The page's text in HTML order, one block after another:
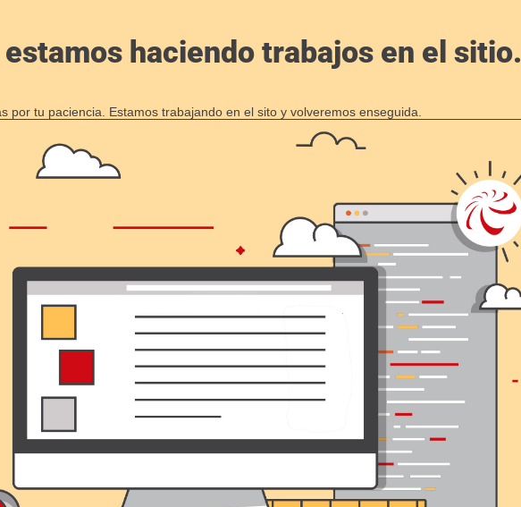
haciendo trabajos en el sitio.
por tu paciencia. Estamos trabajando en el sito y volveremos enseguida.